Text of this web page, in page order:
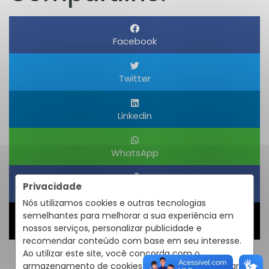
Privacidade
Nós utilizamos cookies e outras tecnologias
semelhantes para melhorar a sua experiência em
nossos serviços, personalizar publicidade e
recomendar conteúdo com base em seu interesse.
Ao utilizar este site, você concorda com o
armazenamento de cookies em seu dispositivo para
Facebook
Twitter
Linkedin
WhatsApp
Compartilhar